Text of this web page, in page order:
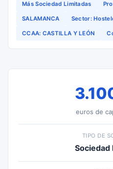
Más Sociedad Limitadas
SALAMANCA Sector:
CCAA: CASTILLA Y LEÓN
euros de
TIPO DE
Sociedad